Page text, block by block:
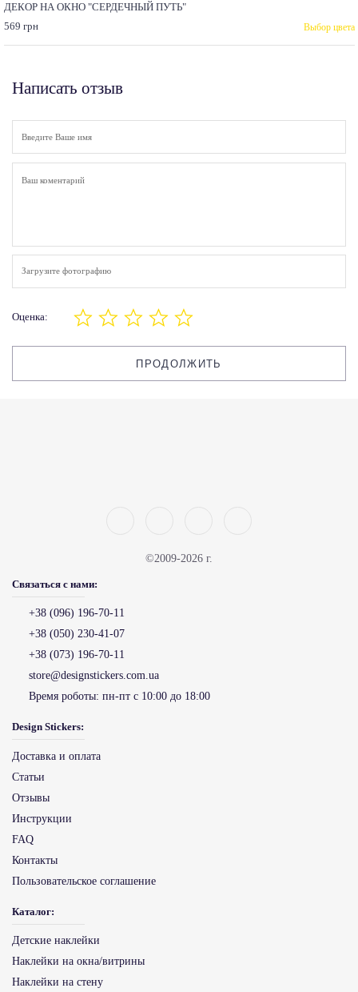
ДЕКОР НА ОКНО "СЕРДЕЧНЫЙ ПУТЬ"
569 грн
Выбор цвета
Написать отзыв
Загрузите фотографию
Оценка:
ПРОДОЛЖИТЬ
©2009-2026 г.
Связаться с нами:
+38 (096) 196-70-11
+38 (050) 230-41-07
+38 (073) 196-70-11
store@designstickers.com.ua
Время роботы: пн-пт с 10:00 до 18:00
Design Stickers:
Доставка и оплата
Статьи
Отзывы
Инструкции
FAQ
Контакты
Пользовательское соглашение
Каталог:
Детские наклейки
Наклейки на окна/витрины
Наклейки на стену